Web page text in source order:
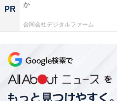
PR
か
合同会社デジタルファーム